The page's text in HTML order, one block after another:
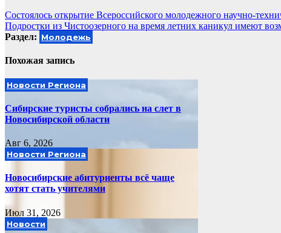
Навигация
по
Состоялось открытие Всероссийского молодежного научно-
Подростки из Чистоозерного на время летних каникул имеют
Раздел: Молодежь
Похожая запись
Новости Региона
Сибирские туристы собрались на слет в
Новосибирской области
Авг 6, 2026
Новости Региона
Новосибирские абитуриенты всё чаще
хотят стать учителями
Июл 31, 2026
Новости